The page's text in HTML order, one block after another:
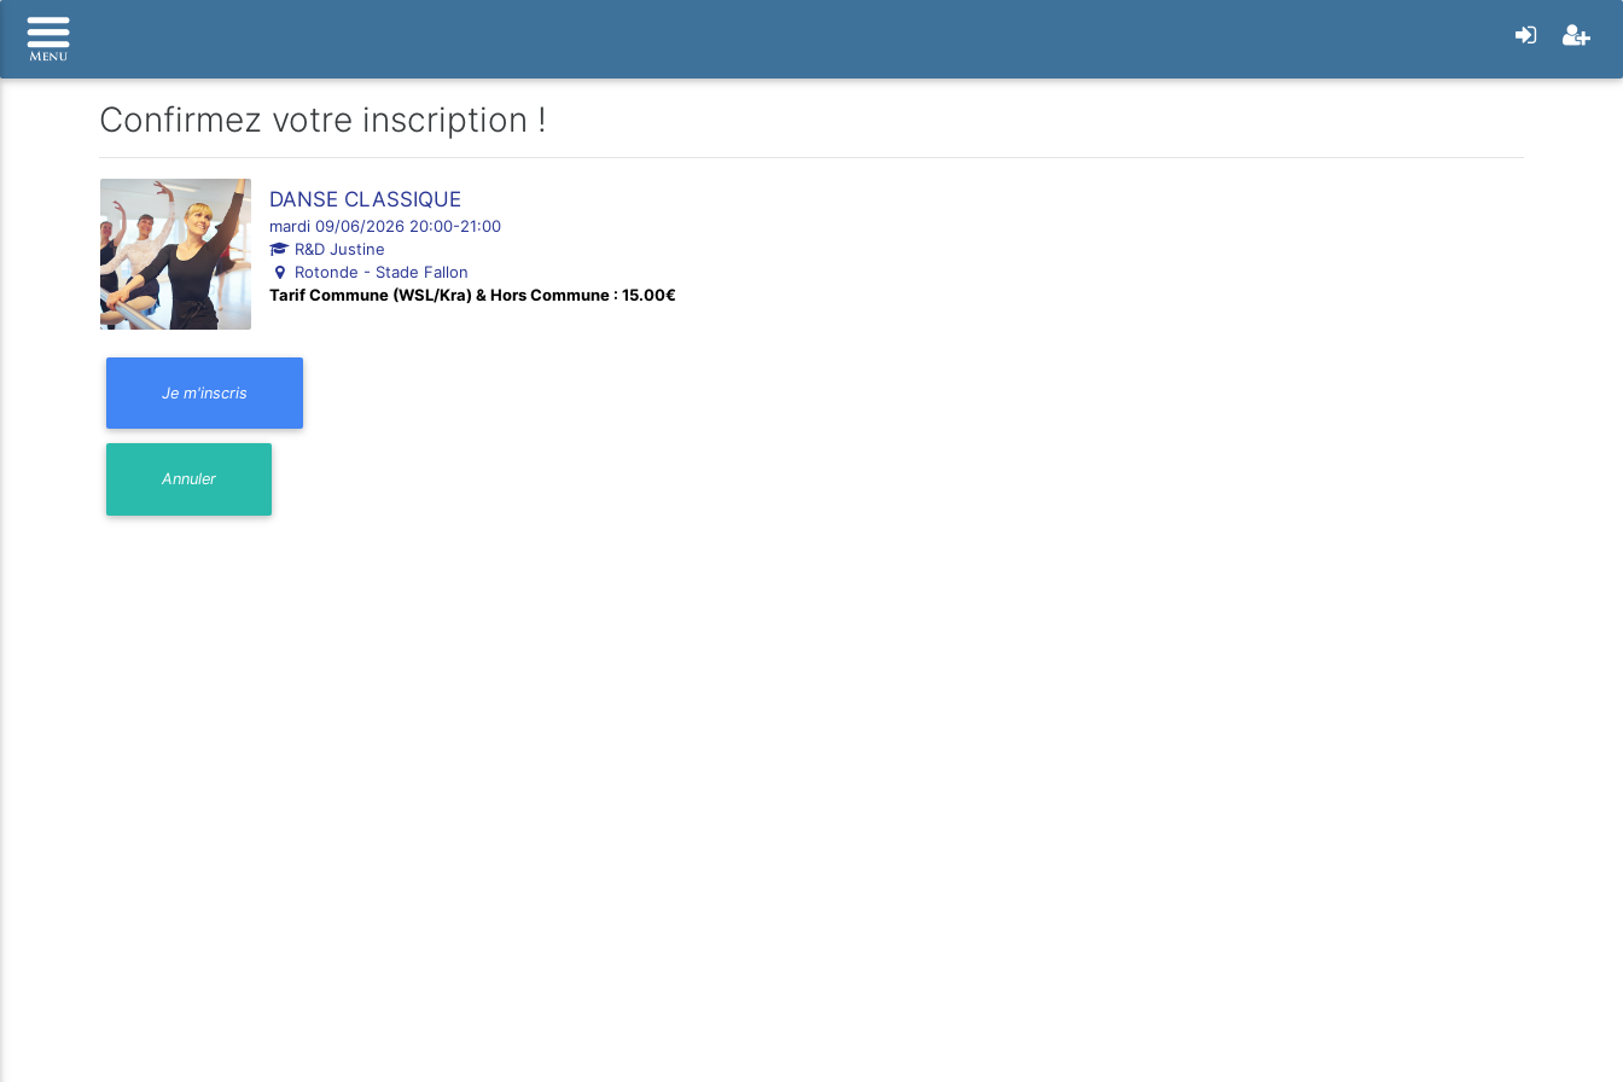
Confirmez votre inscription !
DANSE CLASSIQUE
mardi 09/06/2026 20:00-21:00
R&D Justine
Rotonde - Stade Fallon
Tarif Commune (WSL/Kra) &Hors Commune : 15.00€